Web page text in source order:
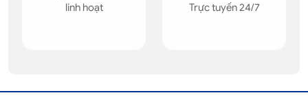
linh hoạt
Trực tuyến 24/7